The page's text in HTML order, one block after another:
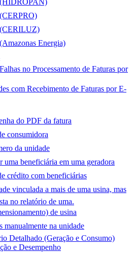
(HIDROPAN)
(CERILUZ)
Energia)
no Processamento de Faturas por
com Recebimento de Faturas por E-
do PDF da fatura
consumidora
da unidade
uma beneficiária em uma geradora
crédito com beneficiárias
vinculada a mais de uma usina, mas
no relatório de uma.
de usina
na unidade
Detalhado (Geração e Consumo)
e Desempenho